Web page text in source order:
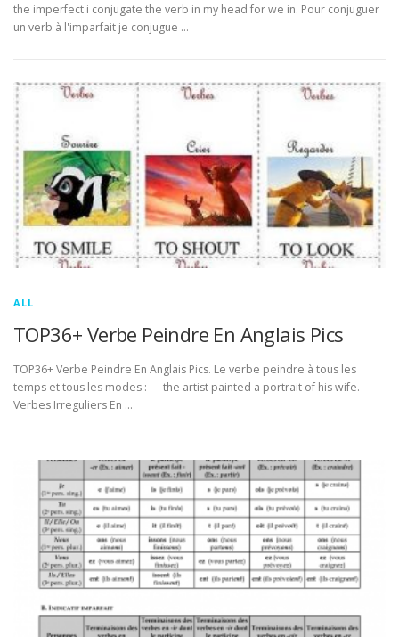
the imperfect i conjugate the verb in my head for we in. Pour conjuguer
un verb à l'imparfait je conjugue …
ALL
TOP36+ Verbe Peindre En Anglais Pics
TOP36+ Verbe Peindre En Anglais Pics. Le verbe peindre à tous les
temps et tous les modes : — the artist painted a portrait of his wife.
Verbes Irreguliers En …